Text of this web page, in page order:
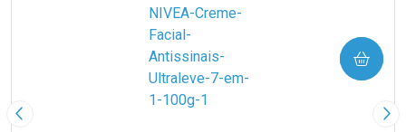
Imagem Anterior
COMPRAR